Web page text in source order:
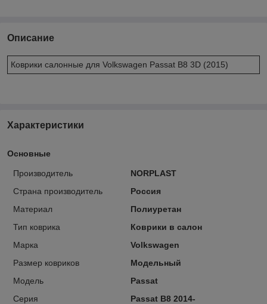
Описание
Коврики салонные для Volkswagen Passat B8 3D (2015)
Характеристики
Основные
Производитель
NORPLAST
Страна производитель
Россия
Материал
Полиуретан
Тип коврика
Коврики в салон
Марка
Volkswagen
Размер ковриков
Модельный
Модель
Passat
Серия
Passat B8 2014-